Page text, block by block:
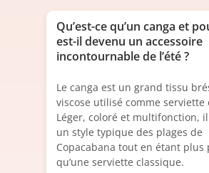
Qu’est-ce qu’un canga et
est-il devenu un accessoire
incontournable de l’été ?
Le canga est un grand tissu
viscose utilisé comme serviette
Léger, coloré et multifonction,
un style typique des plages de
Copacabana tout en étant plus
qu’une serviette classique.